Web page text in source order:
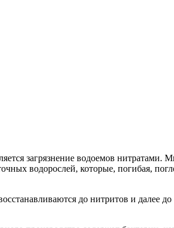
загрязнение водоемов
водорослей, которые, погибая,
до нитритов и далее